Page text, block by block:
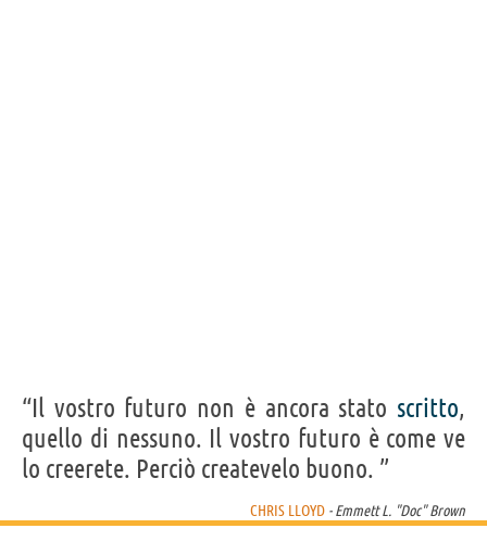
“Il vostro futuro non è ancora stato scritto,
quello di nessuno. Il vostro futuro è come ve
lo creerete. Perciò createvelo buono. ”
CHRIS LLOYD - Emmett L. "Doc" Brown